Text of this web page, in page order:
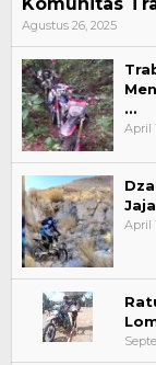
Agustus 26, 2025
…
April
April